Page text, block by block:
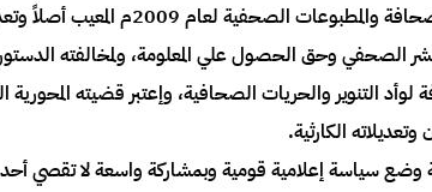
2. رفض الملتقي قانون
الصحفي وحق الحصول علي المعلومة، ولمخالفته
لوأد التنوير والحريات الصحافية، وإعتبر قضيته
الكارثية.
وضع سياسة إعلامية قومية وبمشاركة واسعة لا تقصي أحد